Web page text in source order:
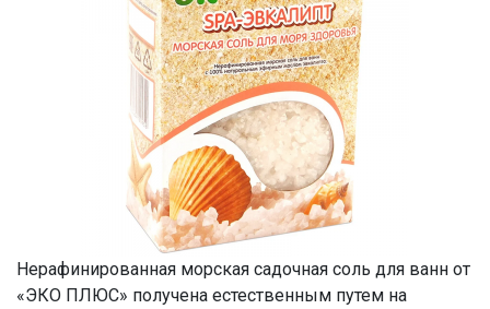
Нерафинированная морская садочная соль для ванн от
«ЭКО ПЛЮС» получена естественным путем на